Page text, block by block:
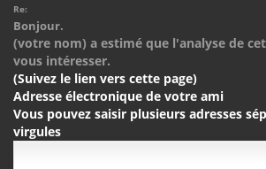
Re:
Bonjour.
(votre nom) a estimé que l'analyse de
vous intéresser.
(Suivez le lien vers cette page)
Adresse électronique de votre ami
Vous pouvez saisir plusieurs adresses
virgules